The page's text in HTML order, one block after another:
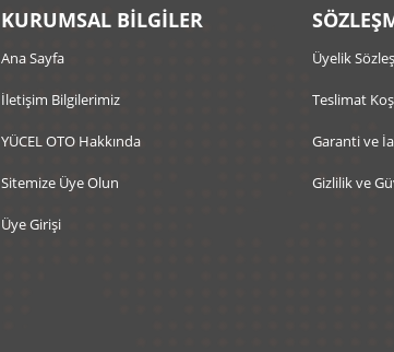
KURUMSAL BİLGİLER
Ana Sayfa
İletişim Bilgilerimiz
YÜCEL OTO Hakkında
Sitemize Üye Olun
Üye Girişi
Üyelik
Teslimat
Garanti ve
Gizlilik ve